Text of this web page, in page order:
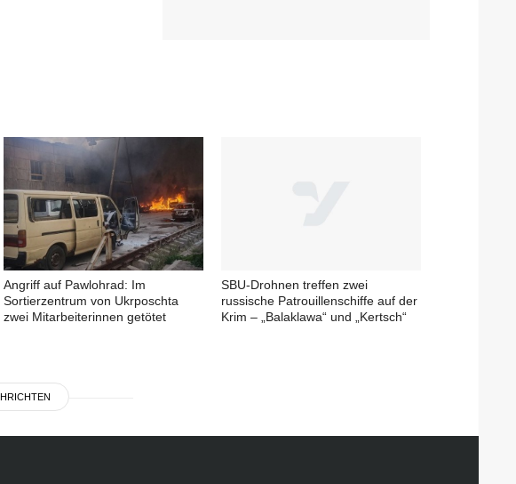
Angriff auf Pawlohrad: Im
Sortierzentrum von Ukrposchta
zwei Mitarbeiterinnen getötet
SBU-Drohnen treffen zwei
russische Patrouillenschiffe auf der
Krim – „Balaklawa“ und „Kertsch“